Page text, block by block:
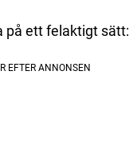
på ett felaktigt sätt: